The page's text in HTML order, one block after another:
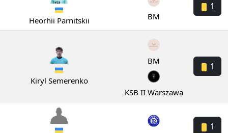
Heorhii Parnitskii BM
1
Kiryl Semerenko
BM
KSB II Warszawa
1
1